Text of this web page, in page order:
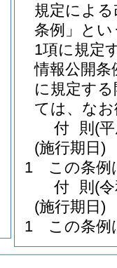
規定によ
条例」とい
1項に規定
情報公開条
に規定す
ては、な
付 則 (
(施行期日)
1
この条例
付 則 (
(施行期日)
1
この条例